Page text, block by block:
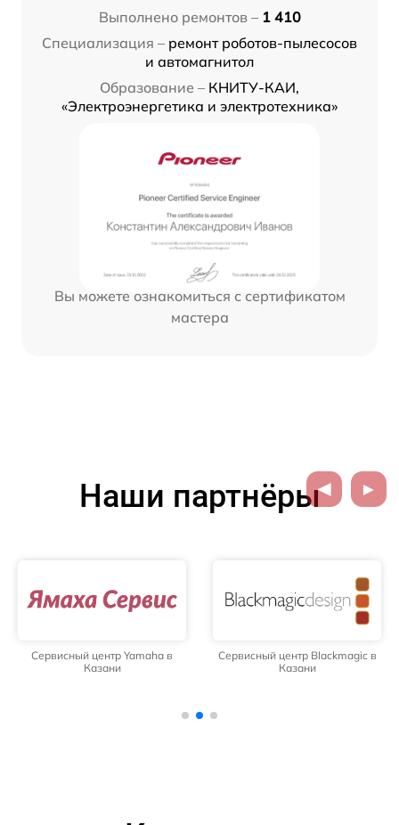
Выполнено ремонтов – 1 410
Специализация – ремонт роботов-пылесосов
и автомагнитол
Образование – КНИТУ-КАИ,
«Электроэнергетика и электротехника»
Вы можете ознакомиться с сертификатом
мастера
Наши партнёры
Сервисный центр Yamaha в
Казани
Сервисный центр Blackmagic в
Казани